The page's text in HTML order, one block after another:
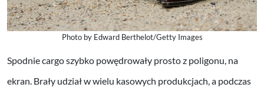
Photo by Edward Berthelot/Getty Images
Spodnie cargo szybko powędrowały prosto z poligonu, na
ekran. Brały udział w wielu kasowych produkcjach, a podczas